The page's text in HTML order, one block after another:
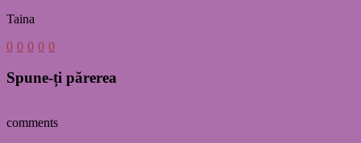
Taina
0 0 0 0 0
Spune-ți părerea
comments